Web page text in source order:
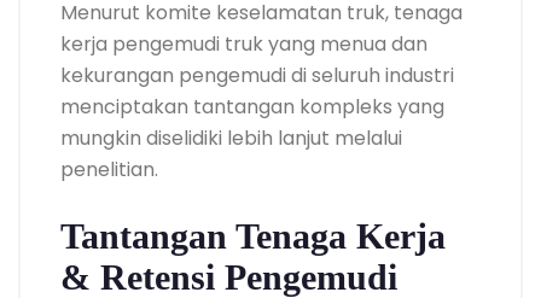
Menurut komite keselamatan truk, tenaga
kerja pengemudi truk yang menua dan
kekurangan pengemudi di seluruh industri
menciptakan tantangan kompleks yang
mungkin diselidiki lebih lanjut melalui
penelitian.
Tantangan Tenaga Kerja
& Retensi Pengemudi